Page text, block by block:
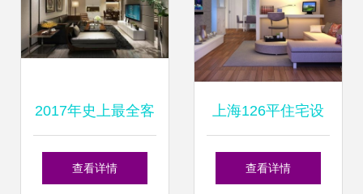
2017年史上最全客
厅+餐厅多种风格
查看详情
上海126平住宅设
计装修招标指南 从
查看详情